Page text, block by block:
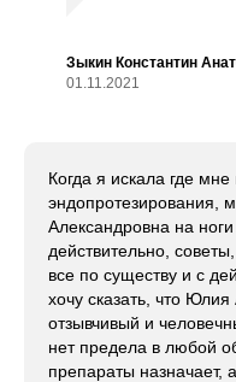
Зыкин Константин
01.11.2021
Когда я искала где
эндопротезирования,
Александровна на
действительно,
все по существу и с
хочу сказать, что
отзывчивый и
нет предела в любой
препараты назначает,